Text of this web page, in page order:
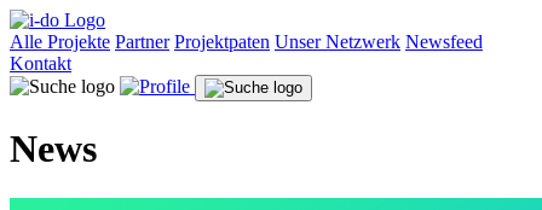
Alle Projekte Partner Projektpaten Unser Netzwerk Newsfeed
Kontakt
News